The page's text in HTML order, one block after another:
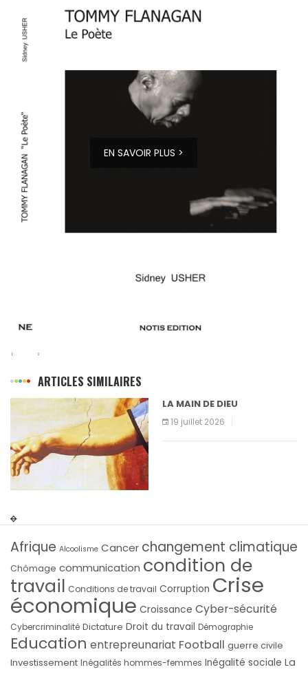
EN SAVOIR PLUS >
ARTICLES SIMILAIRES
LA MAIN DE DIEU
19 juillet 2026
Afrique Alcoolisme Cancer changement climatique
Chômage communication condition de
travail Conditions de travail Corruption Crise
économique Croissance Cyber-sécurité
Cybercriminalité Dictature Droit du travail Démographie
Education entrepreunariat Football guerre civile
Investissement Inégalités hommes-femmes Inégalité sociale La